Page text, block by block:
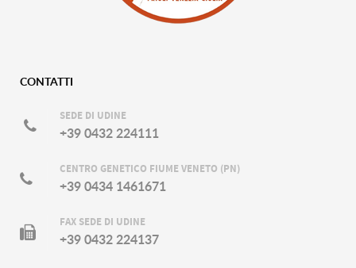
CONTATTI
SEDE DI UDINE
+39 0432 224111
CENTRO GENETICO FIUME VENETO (PN)
+39 0434 1461671
FAX SEDE DI UDINE
+39 0432 224137